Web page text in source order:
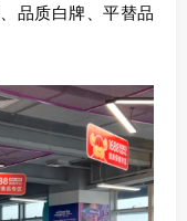
品质白牌、平替品